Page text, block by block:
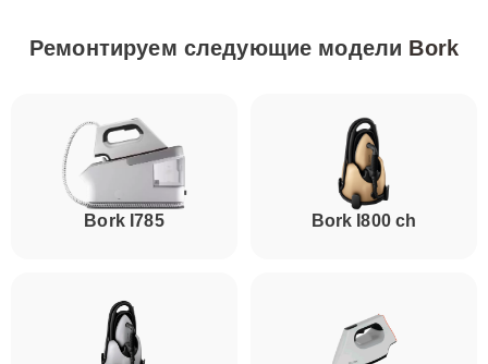
Ремонтируем следующие модели Bork
Bork I785 Bork I800 ch